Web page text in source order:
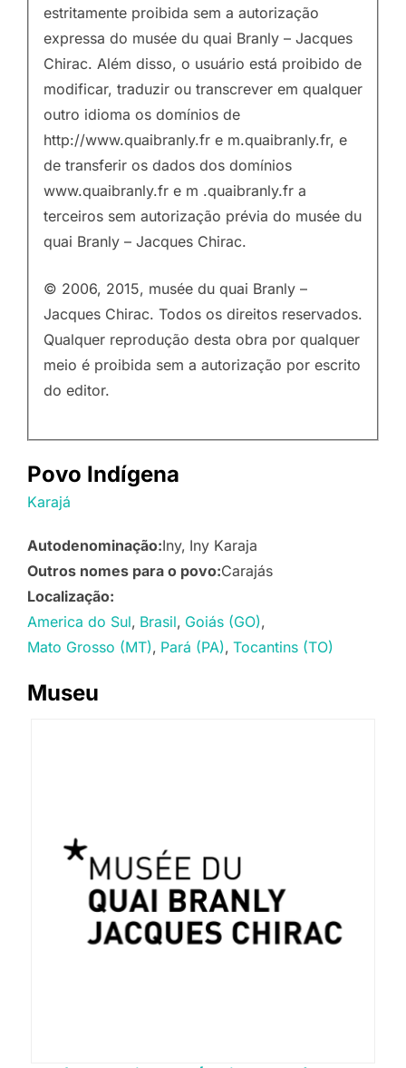
estritamente proibida sem a autorização
expressa do musée du quai Branly – Jacques
Chirac. Além disso, o usuário está proibido de
modificar, traduzir ou transcrever em qualquer
outro idioma os domínios de
http://www.quaibranly.fr e m.quaibranly.fr, e
de transferir os dados dos domínios
www.quaibranly.fr e m .quaibranly.fr a
terceiros sem autorização prévia do musée du
quai Branly – Jacques Chirac.
© 2006, 2015, musée du quai Branly –
Jacques Chirac. Todos os direitos reservados.
Qualquer reprodução desta obra por qualquer
meio é proibida sem a autorização por escrito
do editor.
Povo Indígena
Karajá
Autodenominação:Iny Iny Karaja
Outros nomes para o povo:Carajás
Localização:
America do Sul Brasil Goiás (GO)
Mato Grosso (MT) Pará (PA) Tocantins (TO)
Museu